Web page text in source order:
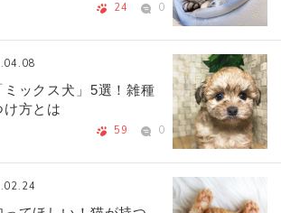
24 0
ックス犬」5選！雑種
方とは
59 0